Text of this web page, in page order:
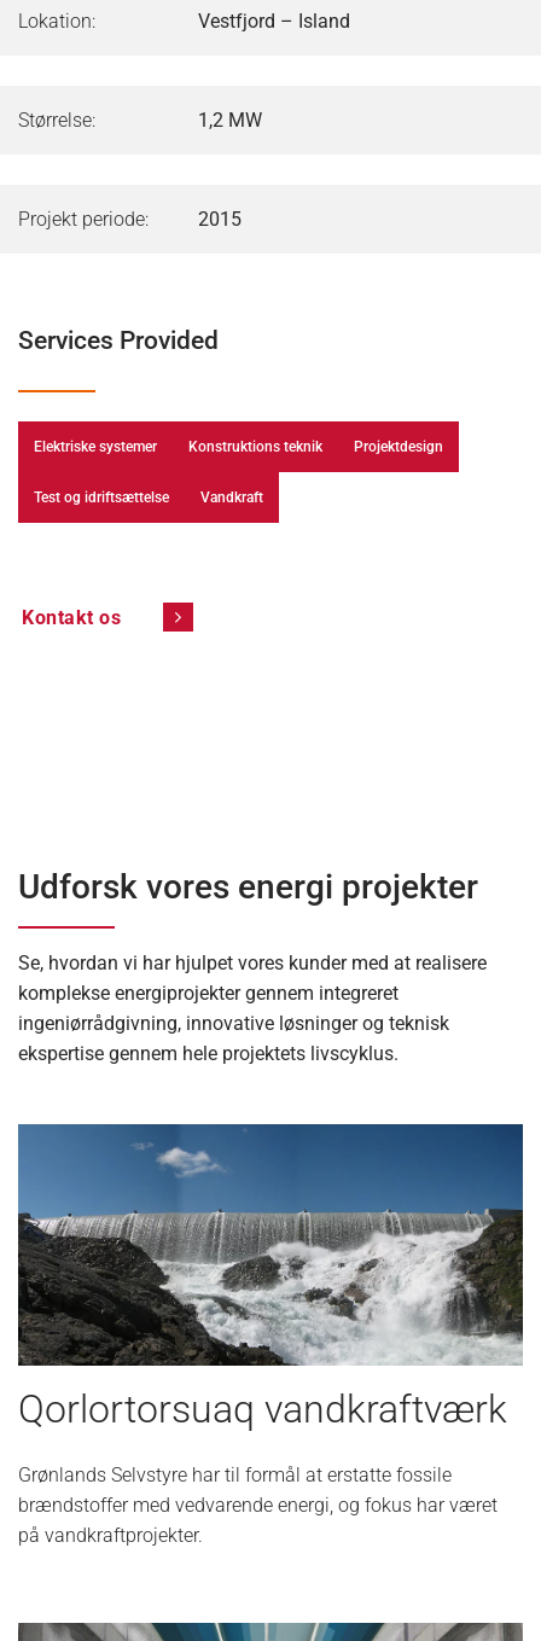
Lokation: Vestfjord – Island
Størrelse: 1,2 MW
Projekt periode: 2015
Services Provided
Elektriske systemer Konstruktions teknik Projektdesign
Test og idriftsættelse Vandkraft
Kontakt os
Udforsk vores energi projekter
Se, hvordan vi har hjulpet vores kunder med at realisere
komplekse energiprojekter gennem integreret
ingeniørrådgivning, innovative løsninger og teknisk
ekspertise gennem hele projektets livscyklus.
Qorlortorsuaq vandkraftværk
Grønlands Selvstyre har til formål at erstatte fossile
brændstoffer med vedvarende energi, og fokus har været
på vandkraftprojekter.